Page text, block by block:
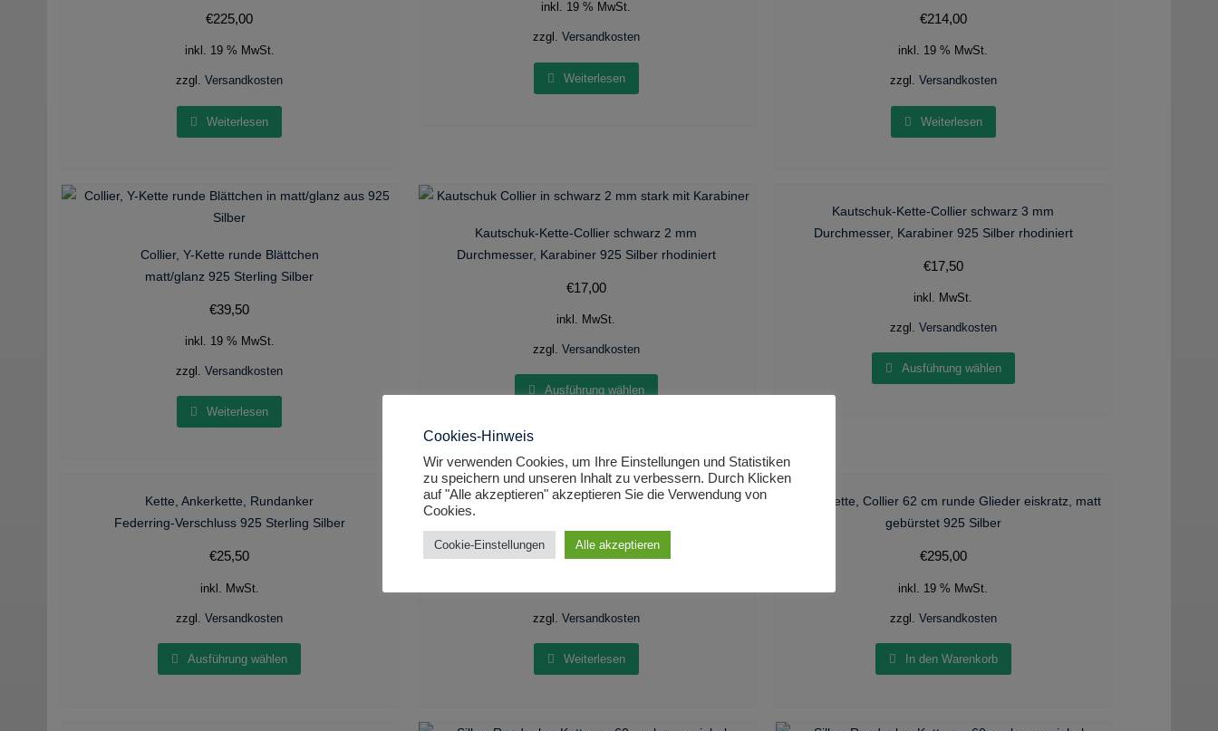
€225,00
inkl. 19 % MwSt.
zzgl.Versandkosten
Weiterlesen
inkl. 19 % MwSt.
zzgl. Versandkosten
Weiterlesen
€214,00
inkl. 19 % MwSt.
zzgl. Versandkosten
Weiterlesen
Collier, Y-Kette runde Blättchen
matt/glanz 925 Sterling Silber
€39,50
inkl. 19 % MwSt.
zzgl.Versandkosten
Weiterlesen
Kautschuk-Kette-Collier schwarz 2 mm
Durchmesser, Karabiner 925 Silber rhodiniert
€17,00
inkl. MwSt.
zzgl. Versandkosten
Ausführung wählen
Kautschuk-Kette-Collier schwarz 3 mm
Durchmesser, Karabiner 925 Silber rhodiniert
€17,50
inkl. MwSt.
zzgl. Versandkosten
Ausführung wählen
Kette, Ankerkette, Rundanker
Federring-Verschluss 925 Sterling Silber
€25,50
inkl. MwSt.
zzgl.Versandkosten
Ausführung wählen
Kette/Collier gebogene Glieder u. Kugeln Karabiner
€42,00
zzgl. Versandkosten
Weiterlesen
Lange Kette, Collier 62 cm runde Glieder eiskratz, matt
gebürstet 925 Silber
€295,00
inkl. 19 % MwSt.
zzgl. Versandkosten
In den Warenkorb
Cookies-Hinweis
Wir verwenden Cookies, um Ihre Einstellungen und Statistiken
zu speichern und unseren Inhalt zu verbessern. Durch Klicken
auf "Alle akzeptieren" akzeptieren Sie die Verwendung von
Cookies.
Cookie-Einstellungen Alle akzeptieren